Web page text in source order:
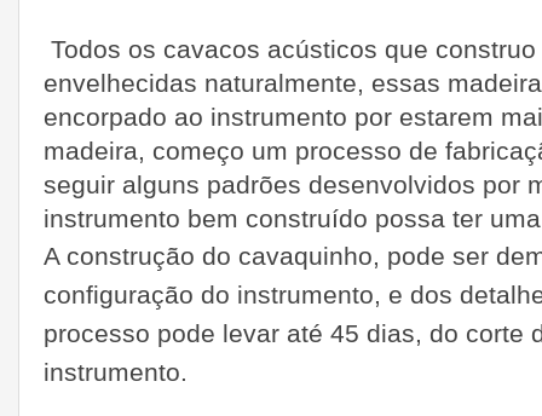
Todos os cavacos acústicos que
envelhecidas naturalmente, essas
encorpado ao instrumento por estarem
madeira, começo um processo de
seguir alguns padrões desenvolvidos por
instrumento bem construído possa ter
A construção do cavaquinho, pode ser
configuração do instrumento, e dos
processo pode levar até 45 dias, do corte
instrumento.